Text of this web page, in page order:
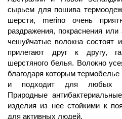
сырьем для пошива
шерсти, merino очень
раздражения, покраснения
чешуйчатые волокна состоят
прилегают друг к другу,
шерстяного белья. Волокно
благодаря которым
и подходит для любых
Природные
изделия из нее стойкими к
для активных людей.